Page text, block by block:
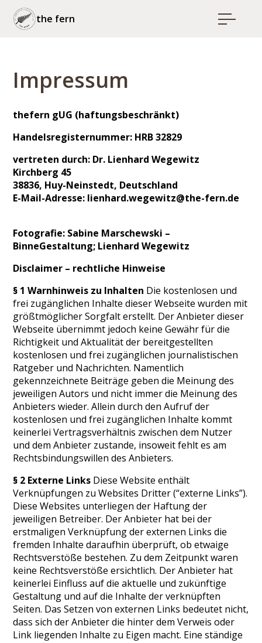
the fern
Impressum
thefern gUG (haftungsbeschränkt)
Handelsregisternummer: HRB 32829
vertreten durch: Dr. Lienhard Wegewitz
Kirchberg 45
38836, Huy-Neinstedt, Deutschland
E-Mail-Adresse: lienhard.wegewitz@the-fern.de
Fotografie: Sabine Marschewski –
BinneGestaltung; Lienhard Wegewitz
Disclaimer – rechtliche Hinweise
§ 1 Warnhinweis zu Inhalten Die kostenlosen und
frei zugänglichen Inhalte dieser Webseite wurden mit
größtmöglicher Sorgfalt erstellt. Der Anbieter dieser
Webseite übernimmt jedoch keine Gewähr für die
Richtigkeit und Aktualität der bereitgestellten
kostenlosen und frei zugänglichen journalistischen
Ratgeber und Nachrichten. Namentlich
gekennzeichnete Beiträge geben die Meinung des
jeweiligen Autors und nicht immer die Meinung des
Anbieters wieder. Allein durch den Aufruf der
kostenlosen und frei zugänglichen Inhalte kommt
keinerlei Vertragsverhältnis zwischen dem Nutzer
und dem Anbieter zustande, insoweit fehlt es am
Rechtsbindungswillen des Anbieters.
§ 2 Externe Links Diese Website enthält
Verknüpfungen zu Websites Dritter (“externe Links”).
Diese Websites unterliegen der Haftung der
jeweiligen Betreiber. Der Anbieter hat bei der
erstmaligen Verknüpfung der externen Links die
fremden Inhalte daraufhin überprüft, ob etwaige
Rechtsverstöße bestehen. Zu dem Zeitpunkt waren
keine Rechtsverstöße ersichtlich. Der Anbieter hat
keinerlei Einfluss auf die aktuelle und zukünftige
Gestaltung und auf die Inhalte der verknüpften
Seiten. Das Setzen von externen Links bedeutet nicht,
dass sich der Anbieter die hinter dem Verweis oder
Link liegenden Inhalte zu Eigen macht. Eine ständige